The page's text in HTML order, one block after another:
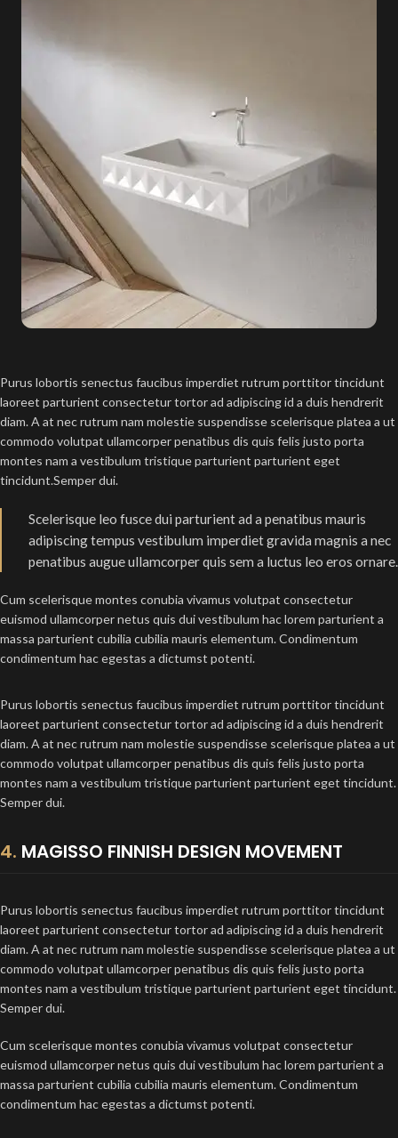
Purus lobortis senectus faucibus imperdiet rutrum porttitor tincidunt
laoreet parturient consectetur tortor ad adipiscing id a duis hendrerit
diam. A at nec rutrum nam molestie suspendisse scelerisque platea a ut
commodo volutpat ullamcorper penatibus dis quis felis justo porta
montes nam a vestibulum tristique parturient parturient eget
tincidunt.Semper dui.
Scelerisque leo fusce dui parturient ad a penatibus mauris
adipiscing tempus vestibulum imperdiet gravida magnis a nec
penatibus augue ullamcorper quis sem a luctus leo eros ornare.
Cum scelerisque montes conubia vivamus volutpat consectetur
euismod ullamcorper netus quis dui vestibulum hac lorem parturient a
massa parturient cubilia cubilia mauris elementum. Condimentum
condimentum hac egestas a dictumst potenti.
Purus lobortis senectus faucibus imperdiet rutrum porttitor tincidunt
laoreet parturient consectetur tortor ad adipiscing id a duis hendrerit
diam. A at nec rutrum nam molestie suspendisse scelerisque platea a ut
commodo volutpat ullamcorper penatibus dis quis felis justo porta
montes nam a vestibulum tristique parturient parturient eget tincidunt.
Semper dui.
4. MAGISSO FINNISH DESIGN MOVEMENT
Purus lobortis senectus faucibus imperdiet rutrum porttitor tincidunt
laoreet parturient consectetur tortor ad adipiscing id a duis hendrerit
diam. A at nec rutrum nam molestie suspendisse scelerisque platea a ut
commodo volutpat ullamcorper penatibus dis quis felis justo porta
montes nam a vestibulum tristique parturient parturient eget tincidunt.
Semper dui.
Cum scelerisque montes conubia vivamus volutpat consectetur
euismod ullamcorper netus quis dui vestibulum hac lorem parturient a
massa parturient cubilia cubilia mauris elementum. Condimentum
condimentum hac egestas a dictumst potenti.